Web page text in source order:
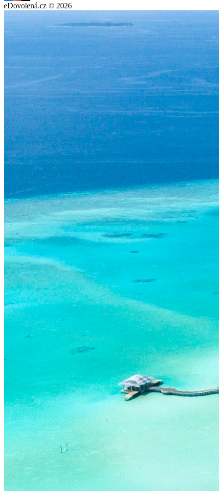
eDovolená.cz © 2026